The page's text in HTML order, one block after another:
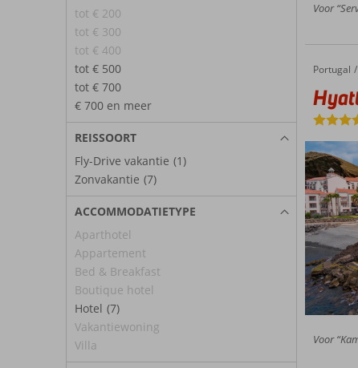
tot € 200
tot € 300
tot € 400
tot € 500
tot € 700
€ 700 en meer
REISSOORT
Fly-Drive vakantie (1)
Zonvakantie (7)
ACCOMMODATIETYPE
Aparthotel
Appartement
Bed & Breakfast
Boutique hotel
Hotel (7)
Vakantiewoning
Villa
Voor
Home
Portugal
Hyatt
Voor